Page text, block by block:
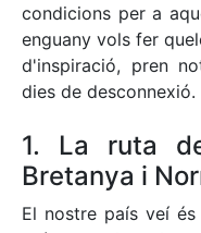
condicions per a
enguany vols fer
d'inspiració, pren
dies de desconnexió.
1. La ruta
Bretanya i
El nostre país veí